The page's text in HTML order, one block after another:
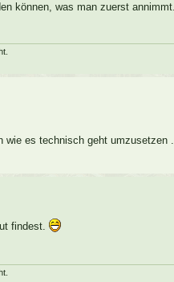
können, was man zuerst
wie es technisch geht
findest.